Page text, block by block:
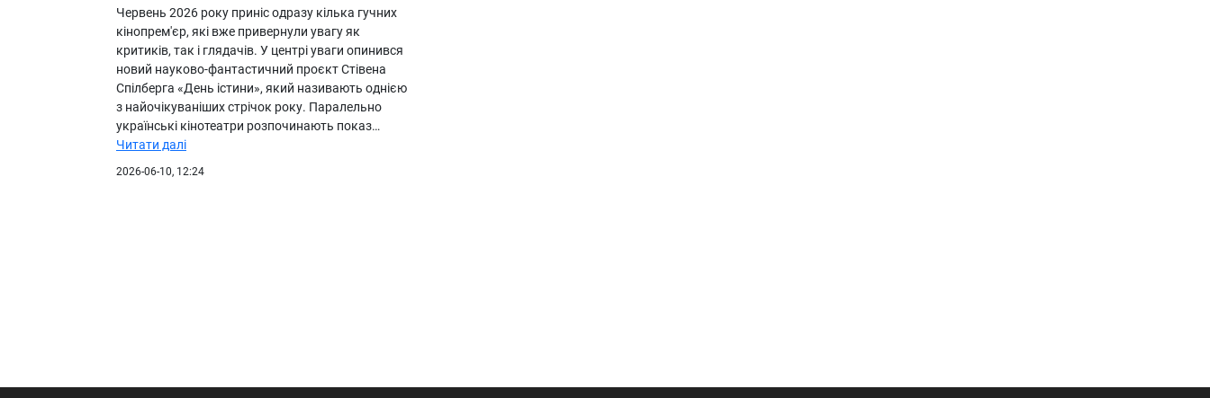
Червень 2026 року приніс одразу кілька гучних
кінопрем'єр, які вже привернули увагу як
критиків, так і глядачів. У центрі уваги опинився
новий науково-фантастичний проєкт Стівена
Спілберга «День істини», який називають однією
з найочікуваніших стрічок року. Паралельно
українські кінотеатри розпочинають показ…
Читати далі
2026-06-10, 12:24